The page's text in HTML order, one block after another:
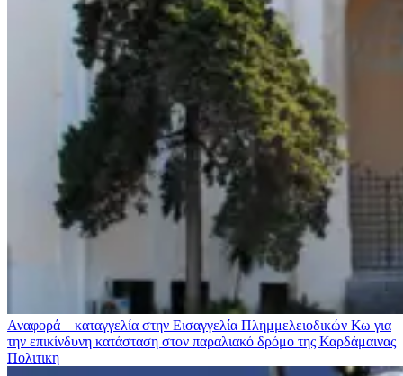
Αναφορά – καταγγελία στην Εισαγγελία Πλημμελειοδικών Κω για
την επικίνδυνη κατάσταση στον παραλιακό δρόμο της Καρδάμαινας
Πολιτικη